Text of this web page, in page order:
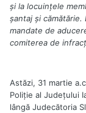
şi la locuinţele
şantaj şi
mandate de
comiterea de
Astăzi, 31 martie
Poliţie al Judeţului
lângă Judecătoria